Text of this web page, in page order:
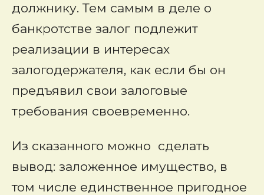
должнику. Тем самым в деле о
банкротстве залог подлежит
реализации в интересах
залогодержателя, как если бы он
предъявил свои залоговые
требования своевременно.
Из сказанного можно сделать
вывод: заложенное имущество, в
том числе единственное пригодное